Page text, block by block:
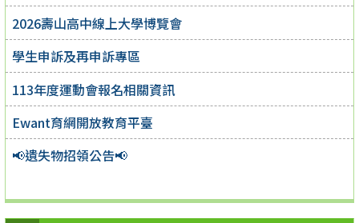
2026壽山高中線上大學博覽會
學生申訴及再申訴專區
113年度運動會報名相關資訊
Ewant育網開放教育平臺
📢遺失物招領公告📢